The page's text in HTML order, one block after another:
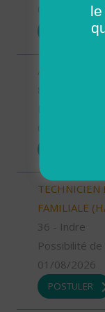
01/08/2026
POSTULER
AIDE
Possibilité
TECHNICIEN
FAMILIALE
36 - Indre
Possibilité de
01/08/2026
POSTULER